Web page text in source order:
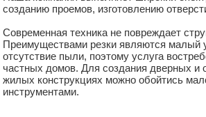
созданию проемов, изготовлению
Современная техника не повреждает
Преимуществами резки являются малый
отсутствие пыли, поэтому услуга
частных домов. Для создания дверных и
жилых конструкциях можно обойтись
инструментами.